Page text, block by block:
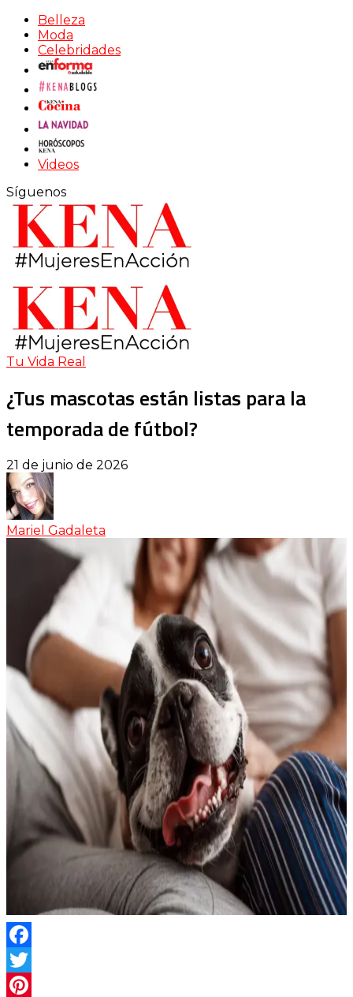
Belleza
Moda
Celebridades
Videos
Síguenos
Tu Vida Real
¿Tus mascotas están listas para la
temporada de fútbol?
21 de junio de 2026
Mariel Gadaleta
Facebook
Twitter